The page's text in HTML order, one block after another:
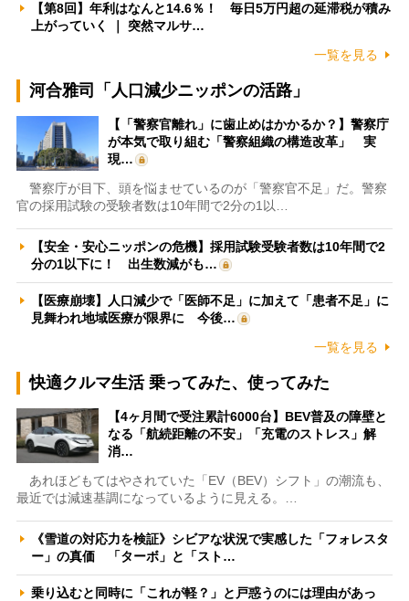
【第8回】年利はなんと14.6％！ 毎日5万円超の延滞税が積み
上がっていく ｜ 突然マルサ…
一覧を見る
河合雅司「人口減少ニッポンの活路」
【「警察官離れ」に歯止めはかかるか？】警察庁
が本気で取り組む「警察組織の構造改革」 実
現…
警察庁が目下、頭を悩ませているのが「警察官不足」だ。警察
官の採用試験の受験者数は10年間で2分の1以…
【安全・安心ニッポンの危機】採用試験受験者数は10年間で2
分の1以下に！ 出生数減がも…
【医療崩壊】人口減少で「医師不足」に加えて「患者不足」に
見舞われ地域医療が限界に 今後…
一覧を見る
快適クルマ生活 乗ってみた、使ってみた
【4ヶ月間で受注累計6000台】BEV普及の障壁と
なる「航続距離の不安」「充電のストレス」解
消…
あれほどもてはやされていた「EV（BEV）シフト」の潮流も、
最近では減速基調になっているように見える。…
《雪道の対応力を検証》シビアな状況で実感した「フォレスタ
ー」の真価 「ターボ」と「スト…
乗り込むと同時に「これが軽？」と戸惑うのには理由があっ